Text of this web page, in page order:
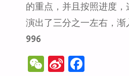
的重点，并且按照进度
演出了三分之一左右，渐
996
W
Si